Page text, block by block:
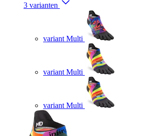
3 varianten
variant Multi
variant Multi
variant Multi